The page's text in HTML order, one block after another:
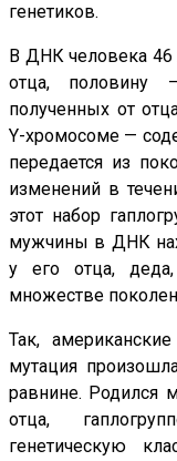
генетиков.
В ДНК человека 46
отца,
полученных от
Y-хромосоме —
передается из
изменений в
этот набор
мужчины в ДНК
у его отца,
множестве
Так,
мутация
равнине. Родился
отца,
генетическую